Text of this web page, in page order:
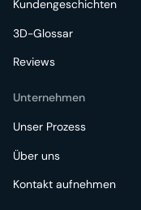
Kundengeschichten
3D-Glossar
Reviews
Unternehmen
Unser Prozess
Über uns
Kontakt aufnehmen